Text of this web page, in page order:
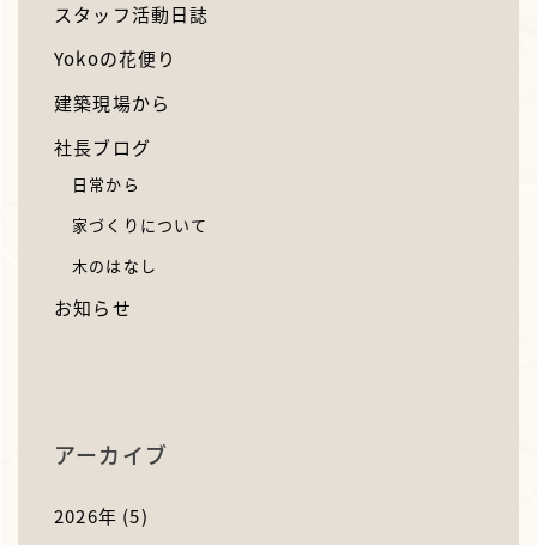
スタッフ活動日誌
Yokoの花便り
建築現場から
社長ブログ
日常から
家づくりについて
木のはなし
お知らせ
アーカイブ
2026年 (5)